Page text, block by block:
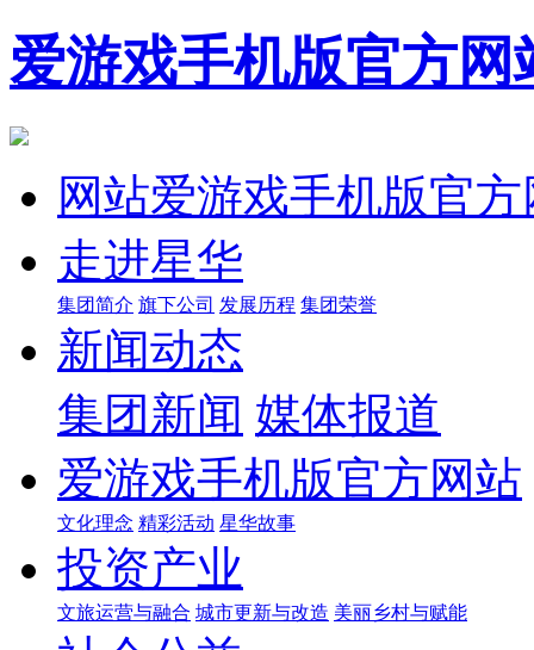
爱游戏手机版官方网
网站爱游戏手机版官
走进星华
集团简介 旗下公司 发展历程 集团荣誉
新闻动态
集团新闻 媒体报道
爱游戏手机版官方网站
文化理念 精彩活动 星华故事
投资产业
文旅运营与融合 城市更新与改造 美丽乡村与赋能